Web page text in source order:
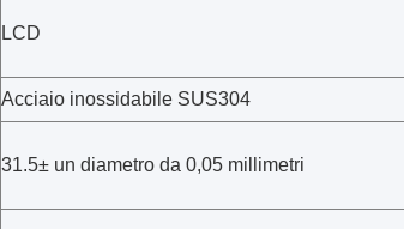
LCD
Acciaio inossidabile SUS304
31.5± un diametro da 0,05 millimetri